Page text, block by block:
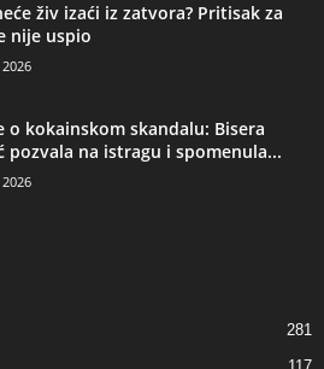
živ izaći iz zatvora? Pritisak za
nije uspio
o kokainskom skandalu: Bisera
pozvala na istragu i spomenula...
281